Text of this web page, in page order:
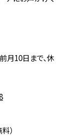
月10日まで、休
）